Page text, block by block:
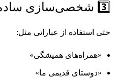
3️⃣ شخصی‌سازی ساده اما مؤثر
حتی استفاده از عباراتی مثل:
«همراه‌های همیشگی»
«دوستای قدیمی ما»